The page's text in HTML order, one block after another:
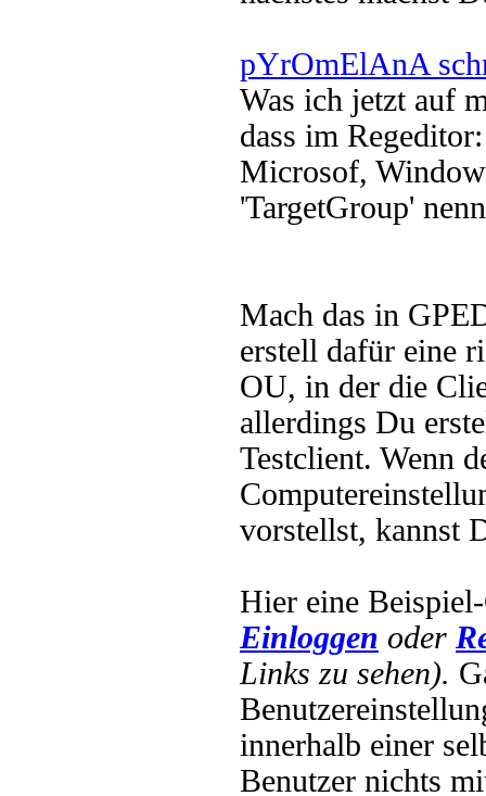
pYrOmElAnA
Was ich jetzt auf
dass im
Microsof,
'TargetGroup'
Mach das in
erstell dafür eine
OU, in der die
allerdings Du
Testclient. Wenn
vorstellst, kannst
Hier eine
Einloggen oder
Links zu sehen).
innerhalb einer
Benutzer nichts